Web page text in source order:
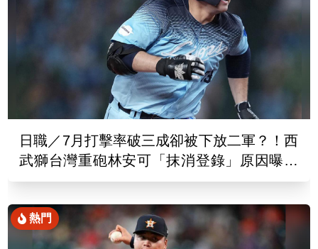
日職／7月打擊率破三成卻被下放二軍？！西
武獅台灣重砲林安可「抹消登錄」原因曝光
了
熱門